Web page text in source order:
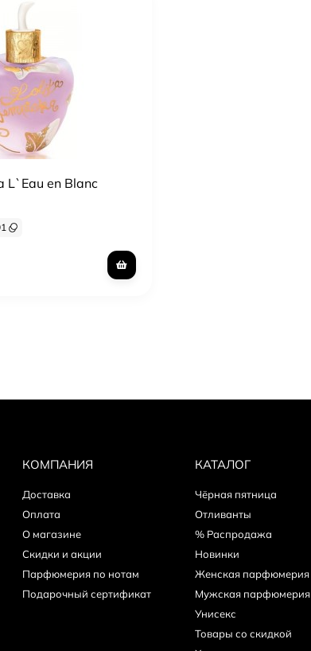
L`Eau en Blanc
КОМПАНИЯ
Доставка
Оплата
О магазине
Скидки и акции
Парфюмерия по нотам
Подарочный сертификат
КАТАЛОГ
Чёрная пятница
Отливанты
% Распродажа
Новинки
Женская парфюмерия
Мужская парфюмерия
Унисекс
Товары со скидкой